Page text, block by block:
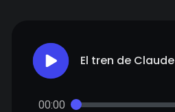
El tren de Claude
00:00